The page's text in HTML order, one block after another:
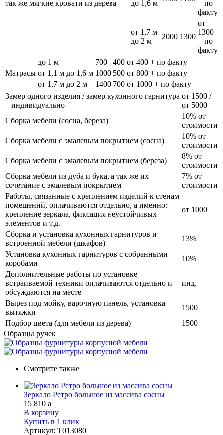
так же мягкие кровати из дерева
до 1,6 м
+ по
факту
от 1,7 м
до 2 м
2000 1300
от
1300
+ по
факту
Матрасы
до 1 м 700 400 от 400 + по факту
от 1,1 м до 1,6 м 1000 500 от 800 + по факту
от 1,7 м до 2 м
1400 700 от 1000 + по факту
Замер одного изделия / замер кухонного гарнитура
– индивидуально
от 1500 /
от 5000
Сборка мебели (сосна, береза)
10% от
стоимости
Сборка мебели с эмалевым покрытием (сосна)
10% от
стоимости
Сборка мебели с эмалевым покрытием (береза)
8% от
стоимости
Сборка мебели из дуба и бука, а так же их
сочетание с эмалевым покрытием
7% от
стоимости
Работы, связанные с креплением изделий к стенам
помещений, оплачиваются отдельно, а именно:
крепление зеркала, фиксация неустойчивых
элементов и т.д.
от 1000
Сборка и установка кухонных гарнитуров и
встроенной мебели (шкафов)
13%
Установка кухонных гарнитуров с собранными
коробами
10%
Дополнительные работы по установке
встраиваемой техники оплачиваются отдельно и
обсуждаются на месте
инд.
Вырез под мойку, варочную панель, установка
вытяжки
1500
Подбор цвета (для мебели из дерева)
1500
Образцы ручек
Смотрите также
Зеркало Ретро большое из массива сосны
15 810 a
В корзину
Купить в 1 клик
Артикул: Т013080